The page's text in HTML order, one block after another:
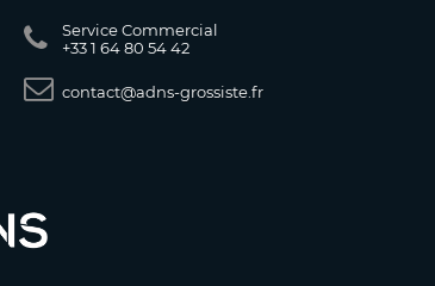
Service Commercial
+33 1 64 80 54 42
contact@adns-grossiste.fr